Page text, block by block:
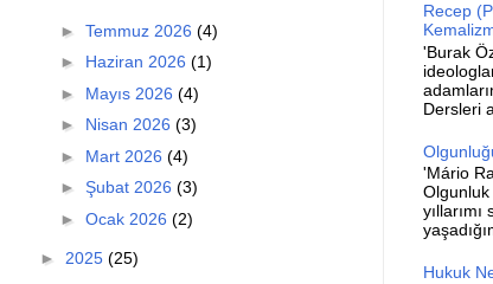
► Temmuz 2026 (4)
► Haziran 2026 (1)
► Mayıs 2026 (4)
► Nisan 2026 (3)
► Mart 2026 (4)
► Şubat 2026 (3)
► Ocak 2026 (2)
► 2025 (25)
Recep
'Burak
Dersleri
'Mário
Olgunluk
Hukuk